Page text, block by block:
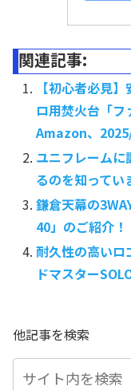
関連記事:
【初心者必見
ロ用焚火台「フ
Amazon、2025/
ユニフレームに
るのを知ってい
鎌倉天幕の
40」のご紹介！
耐久性の高い
ドマスター
他記事を検索